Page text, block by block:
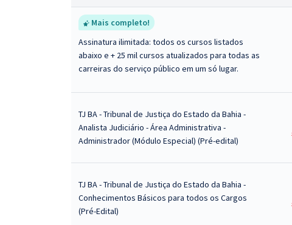
Mais completo!
Assinatura ilimitada: todos os cursos listados
abaixo e + 25 mil cursos atualizados para todas as
carreiras do serviço público em um só lugar.
TJ BA - Tribunal de Justiça do Estado da Bahia -
Analista Judiciário - Área Administrativa -
Administrador (Módulo Especial) (Pré-edital)
TJ BA - Tribunal de Justiça do Estado da Bahia -
Conhecimentos Básicos para todos os Cargos
(Pré-Edital)